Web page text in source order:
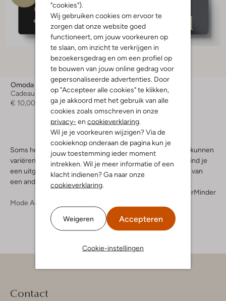
"cookies").
Wij gebruiken cookies om ervoor te
zorgen dat onze website goed
functioneert, om jouw voorkeuren op
te slaan, om inzicht te verkrijgen in
bezoekersgedrag en om een profiel op
te bouwen van jouw online gedrag voor
gepersonaliseerde advertenties. Door
op "Accepteer alle cookies" te klikken,
ga je akkoord met het gebruik van alle
cookies zoals omschreven in onze
privacy- en cookieverklaring.
Wil je je voorkeuren wijzigen? Via de
cookieknop onderaan de pagina kun je
jouw toestemming ieder moment
intrekken. Wil je meer informatie of een
klacht indienen? Ga naar onze
cookieverklaring.
Weigeren Accepteren
Cookie-instellingen
Omoda
Cadeaubon
€ 10,00
Omoda
Cadeaubon
€ 5,00
Soms heb je maar een paar outfits nodig om eindeloos te kunnen
variëren. Het geheim? De juiste accessoires. Bij Omoda vind je
een uitgebreide collectie waarmee je je look steeds weer van
een andere touch voorziet. Snel verder kijken dus.
MeerMinder
Mode Accessoires
Contact